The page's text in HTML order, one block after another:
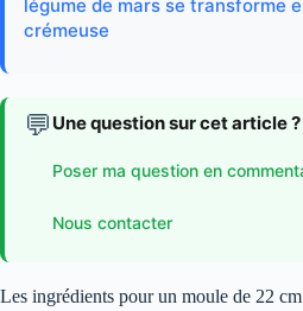
légume de mars se transforme
crémeuse
💬 Une question sur cet article ?
Poser ma question en
Nous contacter
Les ingrédients pour un moule de 22 cm